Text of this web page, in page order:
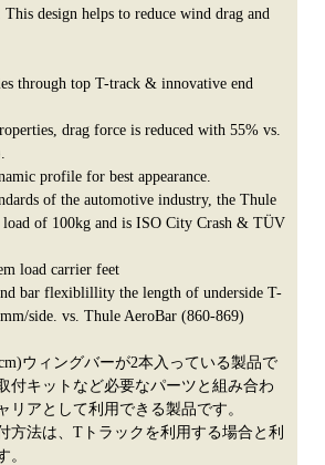
design helps to reduce wind drag and
through top T-track & innovative end
drag force is reduced with 55% vs.
profile for best appearance.
of the automotive industry, the Thule
load of 100kg and is ISO City Crash & TÜV
load carrier feet
bar flexiblillity the length of underside T-
side. vs. Thule AeroBar (860-869)
ウィングバーが2本入っている製品で
付キットなど必要なパーツと組み合わ
リアとして利用できる製品です。
方法は、Tトラックを利用する場合と利
。